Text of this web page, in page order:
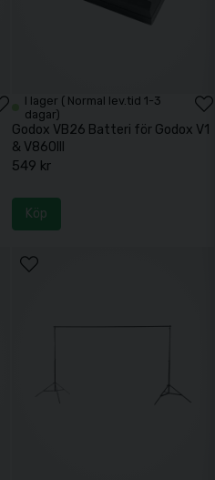
I lager ( Normal lev.tid 1-3
dagar)
Godox VB26 Batteri för Godox V1
& V860III
549 kr
Köp